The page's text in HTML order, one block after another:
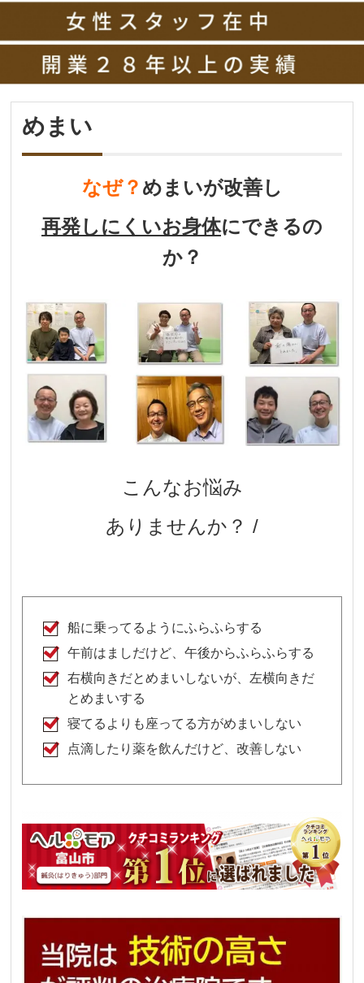
めまい
なぜ？ めまいが改善し
再発しにくいお身体にできるの
か？
こんなお悩み
ありませんか？ /
船に乗ってるようにふらふらする
午前はましだけど、午後からふらふらする
右横向きだとめまいしないが、左横向きだ
とめまいする
寝てるよりも座ってる方がめまいしない
点滴したり薬を飲んだけど、改善しない